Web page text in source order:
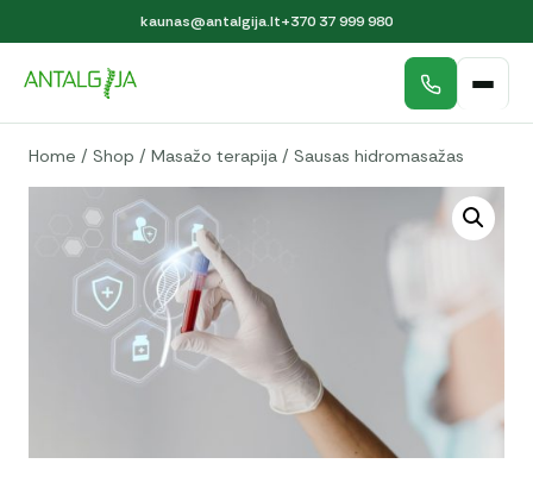
kaunas@antalgija.lt+370 37 999 980
Home / Shop / Masažo terapija / Sausas hidromasažas